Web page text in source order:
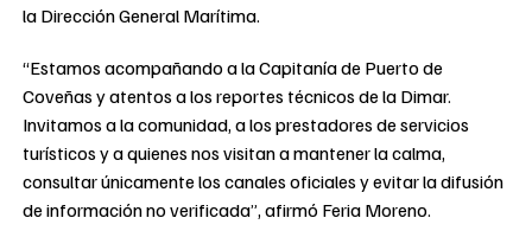
la Dirección General Marítima.
“Estamos acompañando a la Capitanía de Puerto de
Coveñas y atentos a los reportes técnicos de la Dimar.
Invitamos a la comunidad, a los prestadores de servicios
turísticos y a quienes nos visitan a mantener la calma,
consultar únicamente los canales oficiales y evitar la difusión
de información no verificada”, afirmó Feria Moreno.